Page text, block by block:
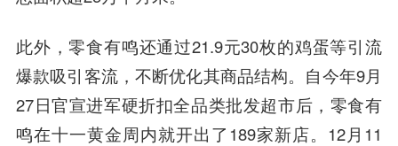
此外，零食有鸣还通过21.9元30枚的鸡蛋等引流
爆款吸引客流，不断优化其商品结构。自今年9月
27日官宣进军硬折扣全品类批发超市后，零食有
鸣在十一黄金周内就开出了189家新店。12月11